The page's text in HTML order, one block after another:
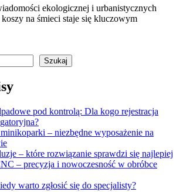
ekologicznej i urbanistycznych
na śmieci staje się kluczowym
Szukaj
pod kontrolą: Dla kogo rejestracja
– niezbędne wyposażenie na
– które rozwiązanie sprawdzi się najlepiej
– precyzja i nowoczesność w obróbce
warto zgłosić się do specjalisty?